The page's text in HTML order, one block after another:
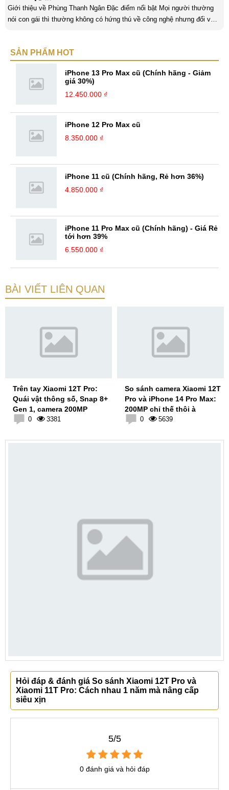
Giới thiệu về Phùng Thanh Ngân Đặc điểm nổi bật Mọi người thường
nói con gái thì thường không có hứng thú về công nghệ nhưng đối với
quan trọng nhất của con gái khi làm về lĩnh vực công nghệ là phải có
SẢN PHẨM HOT
iPhone 13 Pro Max cũ (Chính hãng - Giảm
giá 30%)
12.450.000 ₫
iPhone 12 Pro Max cũ
8.350.000 ₫
iPhone 11 cũ (Chính hãng, Rẻ hơn 36%)
4.850.000 ₫
iPhone 11 Pro Max cũ (Chính hãng) - Giá Rẻ
tới hơn 39%
6.550.000 ₫
BÀI VIẾT LIÊN QUAN
Trên tay Xiaomi 12T Pro:
Quái vật thông số, Snap 8+
Gen 1, camera 200MP
0 3381
So sánh camera Xiaomi 12T
Pro và iPhone 14 Pro Max:
200MP chỉ thế thôi à
0 5639
Hỏi đáp & đánh giá So sánh Xiaomi 12T Pro và
Xiaomi 11T Pro: Cách nhau 1 năm mà nâng cấp
siêu xịn
5/5
0 đánh giá và hỏi đáp